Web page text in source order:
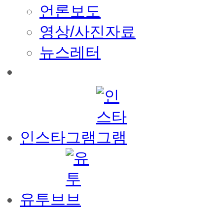
언론보도
영상/사진자료
뉴스레터
인스타그램
유투브